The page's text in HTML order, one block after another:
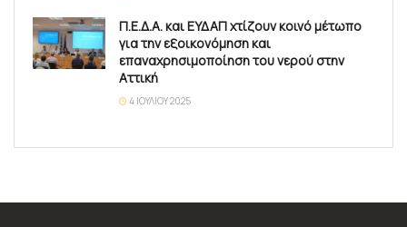
Π.Ε.Δ.Α. και ΕΥΔΑΠ χτίζουν κοινό μέτωπο
για την εξοικονόμηση και
επαναχρησιμοποίηση του νερού στην
Αττική
4 ΙΟΥΛΊΟΥ 2025